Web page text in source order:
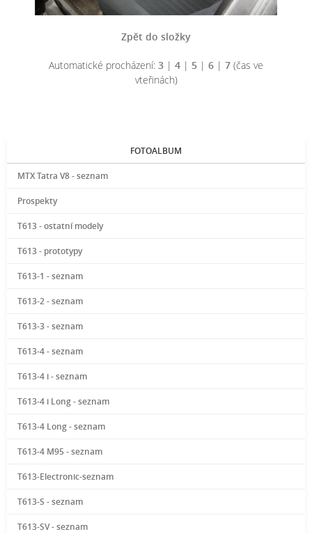
Zpět do složky
Automatické procházení: 3 | 4 | 5 | 6 | 7 (čas ve
vteřinách)
FOTOALBUM
MTX Tatra V8 - seznam
Prospekty
T613 - ostatní modely
T613 - prototypy
T613-1 - seznam
T613-2 - seznam
T613-3 - seznam
T613-4 - seznam
T613-4 i - seznam
T613-4 i Long - seznam
T613-4 Long - seznam
T613-4 M95 - seznam
T613-Electronic-seznam
T613-S - seznam
T613-SV - seznam